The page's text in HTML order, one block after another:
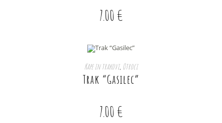
7.00€
IZBERITE MOŽNOSTI
Kape in trakovi, Otroci
Trak “Gasilec”
7.00€